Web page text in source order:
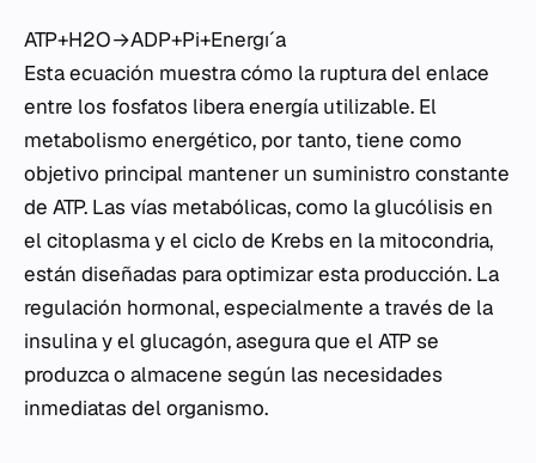
ATP+H2​O→ADP+Pi​+Energıˊa
Esta ecuación muestra cómo la ruptura del enlace
entre los fosfatos libera energía utilizable. El
metabolismo energético, por tanto, tiene como
objetivo principal mantener un suministro constante
de ATP. Las vías metabólicas, como la glucólisis en
el citoplasma y el ciclo de Krebs en la mitocondria,
están diseñadas para optimizar esta producción. La
regulación hormonal, especialmente a través de la
insulina y el glucagón, asegura que el ATP se
produzca o almacene según las necesidades
inmediatas del organismo.